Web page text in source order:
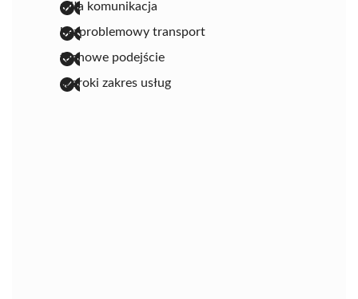
miła komunikacja
bezproblemowy transport
fachowe podejście
szeroki zakres usług